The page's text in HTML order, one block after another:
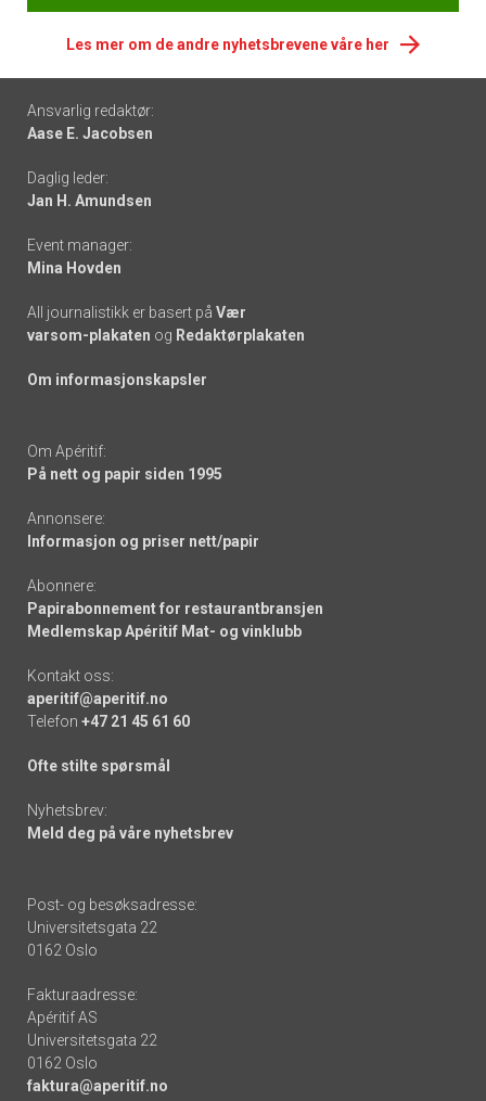
Les mer om de andre nyhetsbrevene våre her
Footer
-
links
Ansvarlig redaktør:
Aase E. Jacobsen
Daglig leder:
Jan H. Amundsen
Event manager:
Mina Hovden
All journalistikk er basert på Vær
varsom-plakaten og Redaktørplakaten
Om informasjonskapsler
Om Apéritif:
På nett og papir siden 1995
Annonsere:
Informasjon og priser nett/papir
Abonnere:
Papirabonnement for restaurantbransjen
Medlemskap Apéritif Mat- og vinklubb
Kontakt oss:
aperitif@aperitif.no
Telefon +47 21 45 61 60
Ofte stilte spørsmål
Nyhetsbrev:
Meld deg på våre nyhetsbrev
Post- og besøksadresse:
Universitetsgata 22
0162 Oslo
Fakturaadresse:
Apéritif AS
Universitetsgata 22
0162 Oslo
faktura@aperitif.no